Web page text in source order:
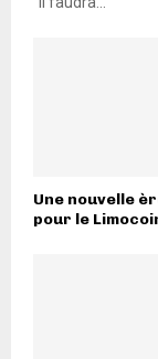
Une nouvelle
pour le